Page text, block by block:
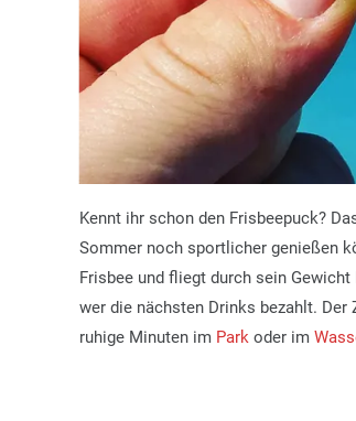
Kennt ihr schon den Frisbeepuck?
Sommer noch sportlicher genießen
Frisbee und fliegt durch sein
wer die nächsten Drinks bezahlt.
ruhige Minuten im Park oder im